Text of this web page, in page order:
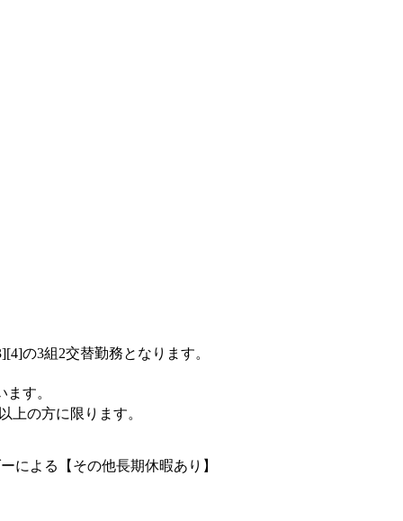
の3組2交替勤務となります。
す。
上の方に限ります。
よる【その他長期休暇あり】